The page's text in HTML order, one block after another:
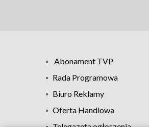
Abonament TVP
Rada Programowa
Biuro Reklamy
Oferta Handlowa